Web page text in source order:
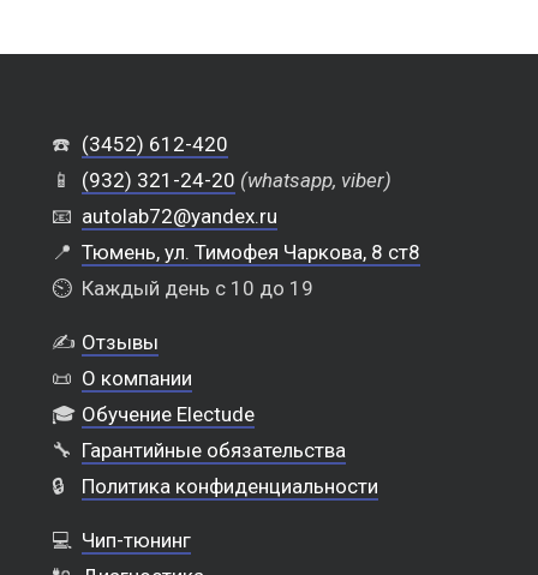
☎️ (3452) 612-420
📱
(932) 321-24-20 (whatsapp, viber)
📧 autolab72@yandex.ru
📍 Тюмень, ул. Тимофея Чаркова, 8 ст8
⏲️ Каждый день с 10 до 19
✍️ Отзывы
📜 О компании
🎓 Обучение Electude
🔧 Гарантийные обязательства
🔒
Политика конфиденциальности
💻 Чип-тюнинг